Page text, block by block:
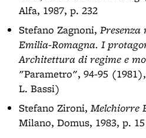
Alfa, 1987, p. 232
Stefano Zagnoni,
Emilia-Romagna. I
Architettura di regime e
"Parametro", 94-95
L. Bassi)
Stefano Zironi, Melchiorre
Milano, Domus, 1983, p.